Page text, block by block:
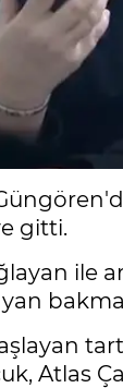
gitti.
ile
bakma
Atlas